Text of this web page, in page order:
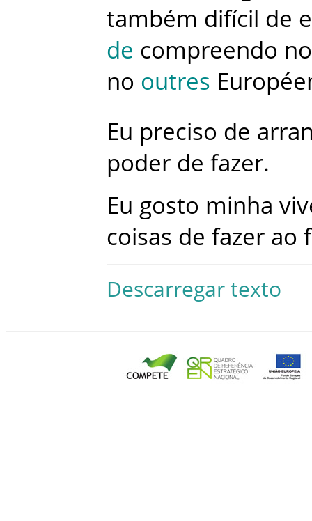
também difícil de
de compreendo
no outres
Eu preciso de
poder de fazer.
Eu gosto minha
coisas de fazer ao
Descarregar texto